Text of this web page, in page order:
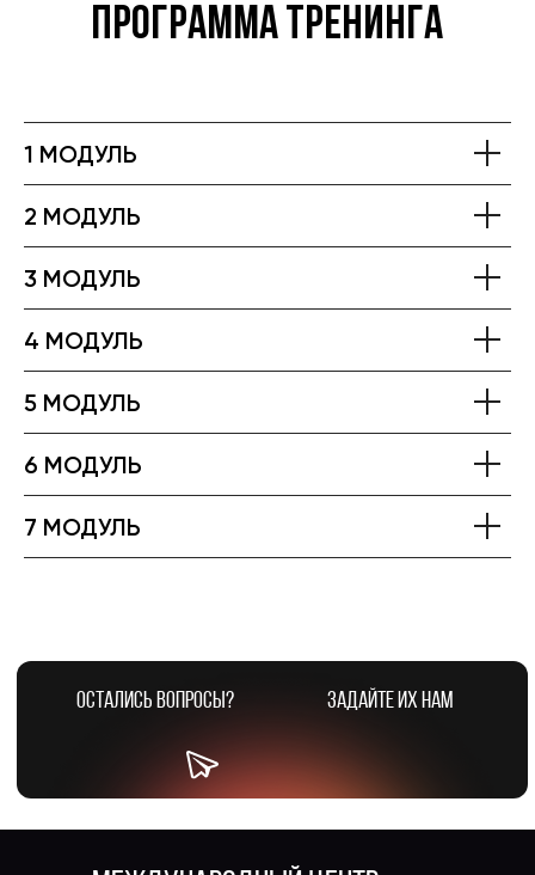
ПРОГРАММА ТРЕНИНГА
1 МОДУЛЬ
2 МОДУЛЬ
3 МОДУЛЬ
4 МОДУЛЬ
5 МОДУЛЬ
6 МОДУЛЬ
7 МОДУЛЬ
ОСТАЛИСЬ ВОПРОСЫ? ЗАДАЙТЕ ИХ НАМ